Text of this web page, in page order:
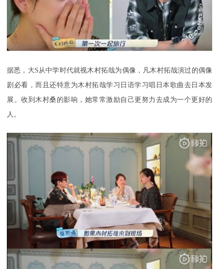
据悉，大S 从中学时代就视木村拓哉为偶像，凡木村拓哉演过的偶像
剧必看，而且还特意为木村拓哉学习日语学习唱日本歌曲去日本发
展。收到木村桑的影响，她常常激励自己更努力去成为一个更好的
人。